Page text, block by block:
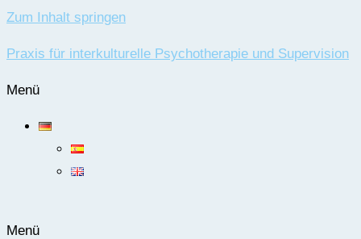
Zum Inhalt springen
Praxis für interkulturelle Psychotherapie und Supervision
Menü
Menü